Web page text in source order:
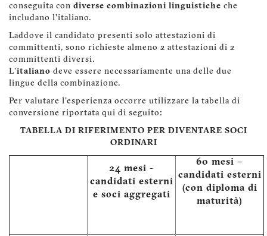
conseguita con diverse combinazioni linguistiche che
includano l'italiano.
Laddove il candidato presenti solo attestazioni di
committenti, sono richieste almeno 2 attestazioni di 2
committenti diversi.
L'italiano deve essere necessariamente una delle due
lingue della combinazione.
Per valutare l'esperienza occorre utilizzare la tabella di
conversione riportata qui di seguito:
TABELLA DI RIFERIMENTO PER DIVENTARE SOCI
ORDINARI
24 mesi -
candidati esterni
e soci aggregati
60 mesi –
candidati esterni
(con diploma di
maturità)